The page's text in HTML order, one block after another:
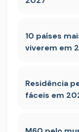
10 países
viverem em
Residência
fáceis em